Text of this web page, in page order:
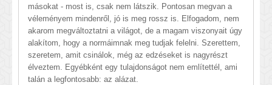
másokat - most is, csak nem látszik. Pontosan megvan a
véleményem mindenről, jó is meg rossz is. Elfogadom, nem
akarom megváltoztatni a világot, de a magam viszonyait úgy
alakítom, hogy a normáimnak meg tudjak felelni. Szerettem,
szeretem, amit csinálok, még az edzéseket is nagyrészt
élveztem. Egyébként egy tulajdonságot nem említettél, ami
talán a legfontosabb: az alázat.